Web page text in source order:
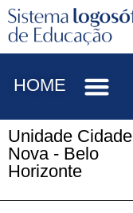
HOME
Unidade Cidade
Nova - Belo
Horizonte